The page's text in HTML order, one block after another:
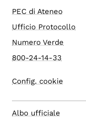
PEC di Ateneo
Ufficio Protocollo
Numero Verde
800-24-14-33
Config. cookie
Albo ufficiale